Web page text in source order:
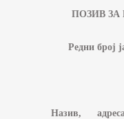
ПОЗИВ
Редни број
Назив,